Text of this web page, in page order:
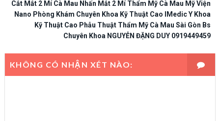
Cắt Mắt 2 Mí Cà Mau Nhấn Mắt 2 Mí Thẩm Mỹ Cà Mau Mỹ Viện
Nano Phòng Khám Chuyên Khoa Kỹ Thuật Cao IMedic Y Khoa
Kỹ Thuật Cao Phẫu Thuật Thẩm Mỹ Cà Mau Sài Gòn Bs
Chuyên Khoa NGUYỄN ĐẶNG DUY 0919449459
KHÔNG CÓ NHẬN XÉT NÀO: